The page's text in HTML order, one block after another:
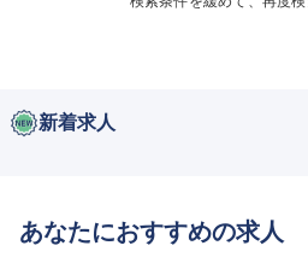
新着求人
あなたにおすすめの求人